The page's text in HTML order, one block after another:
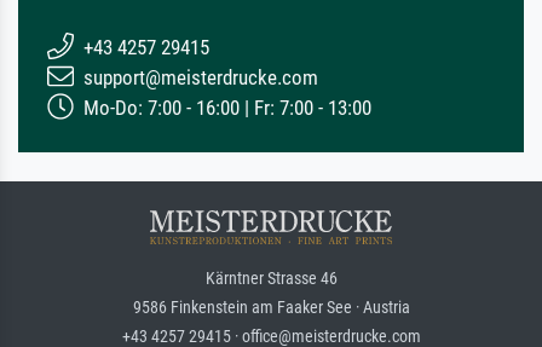
+43 4257 29415
support@meisterdrucke.com
Mo-Do: 7:00 - 16:00 | Fr: 7:00 - 13:00
Kärntner Strasse 46
9586 Finkenstein am Faaker See · Austria
+43 4257 29415 · office@meisterdrucke.com